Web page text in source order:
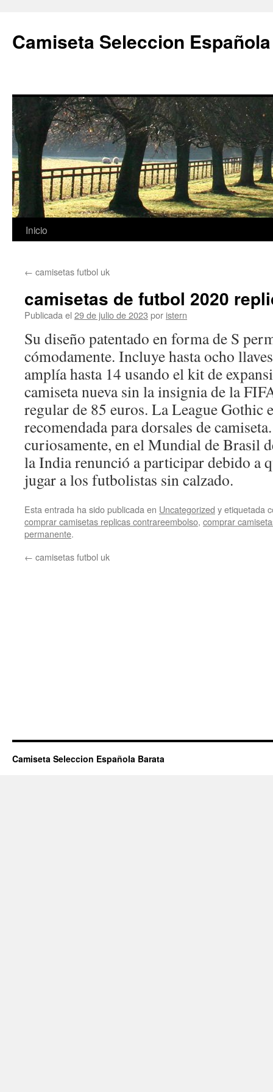
Camiseta Seleccion
Saltar
contenido
Inicio
← camisetas futbol uk
camisetas de futbol 2020
Publicada el 29 de julio de 2023 por istern
Su diseño patentado en forma de S
cómodamente. Incluye hasta ocho
amplía hasta 14 usando el kit de
camiseta nueva sin la insignia de la
regular de 85 euros. La League Gothic
recomendada para dorsales de
curiosamente, en el Mundial de Brasil
la India renunció a participar debido a
jugar a los futbolistas sin calzado.
Esta entrada ha sido publicada en Uncategorized y etiquetada
comprar camisetas replicas contrareembolso, comprar
permanente.
← camisetas futbol uk
Camiseta Seleccion Española Barata